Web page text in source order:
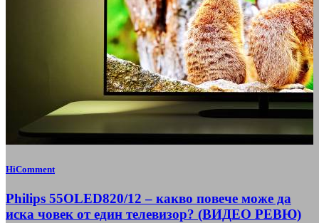
HiComment
Philips 55OLED820/12 – какво повече може да
иска човек от един телевизор? (ВИДЕО РЕВЮ)